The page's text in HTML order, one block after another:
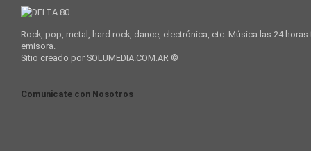
Rock, pop, metal, hard rock, dance, electrónica, etc. Música las 24
emisora.
Sitio creado por SOLUMEDIA.COM.AR ©
Comunicate con Nosotros